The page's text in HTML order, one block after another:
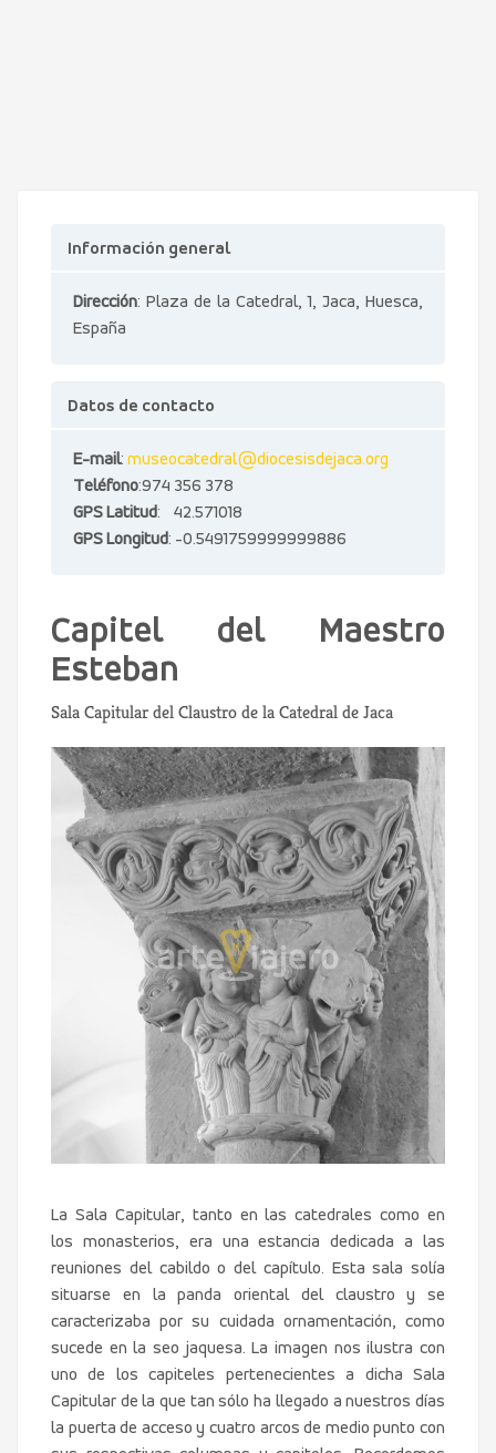
Información general
Dirección: Plaza de la Catedral, 1, Jaca, Huesca,
España
Datos de contacto
E-mail: museocatedral@diocesisdejaca.org
Teléfono:974 356 378
GPS Latitud: 42.571018
GPS Longitud: -0.5491759999999886
Capitel del Maestro
Esteban
Sala Capitular del Claustro de la Catedral de Jaca
La Sala Capitular, tanto en las catedrales como en
los monasterios, era una estancia dedicada a las
reuniones del cabildo o del capítulo. Esta sala solía
situarse en la panda oriental del claustro y se
caracterizaba por su cuidada ornamentación, como
sucede en la seo jaquesa. La imagen nos ilustra con
uno de los capiteles pertenecientes a dicha Sala
Capitular de la que tan sólo ha llegado a nuestros días
la puerta de acceso y cuatro arcos de medio punto con